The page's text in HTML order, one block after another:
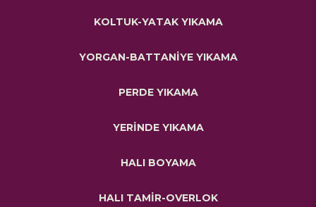
KOLTUK-YATAK YIKAMA
YORGAN-BATTANİYE YIKAMA
PERDE YIKAMA
YERİNDE YIKAMA
HALI BOYAMA
HALI TAMİR-OVERLOK